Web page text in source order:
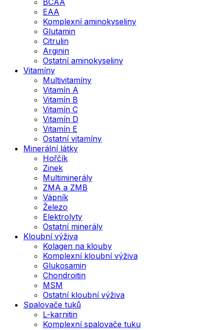
EAA
Komplexní aminokyseliny
Glutamin
Citrulin
Arginin
Ostatní aminokyseliny
Vitamíny
Multivitamíny
Vitamín A
Vitamín B
Vitamín C
Vitamín D
Vitamín E
Ostatní vitamíny
Minerální látky
Hořčík
Zinek
Multiminerály
ZMA a ZMB
Vápník
Železo
Elektrolyty
Ostatní minerály
Kloubní výživa
Kolagen na klouby
Komplexní kloubní výživa
Glukosamin
Chondroitin
MSM
Ostatní kloubní výživa
Spalovače tuků
L-karnitin
Komplexní spalovače tuku